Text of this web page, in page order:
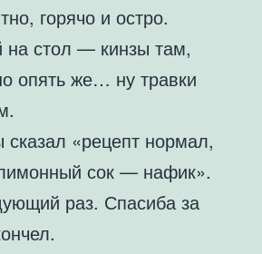
горячо и остро.
на стол — кинзы там,
опять же… ну травки
сказал «рецепт нормал,
сок — нафик».
раз. Спасиба за